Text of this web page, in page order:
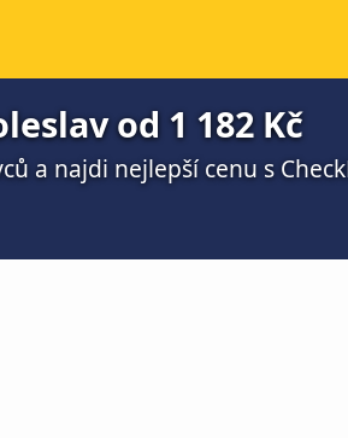
od 1 182 Kč
a najdi nejlepší cenu s